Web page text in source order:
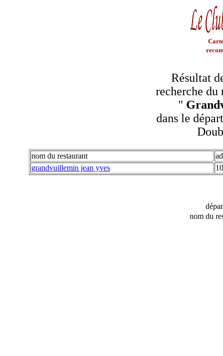
Résultat
recherche du
"
dans le
nom du restaurant
grandvuillemin jean yves
nom du